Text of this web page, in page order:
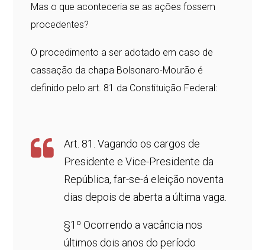
Mas o que aconteceria se as ações fossem
procedentes?
O procedimento a ser adotado em caso de
cassação da chapa Bolsonaro-Mourão é
definido pelo art. 81 da Constituição Federal:
Art. 81. Vagando os cargos de
Presidente e Vice-Presidente da
República, far-se-á eleição noventa
dias depois de aberta a última vaga.
§1º Ocorrendo a vacância nos
últimos dois anos do período